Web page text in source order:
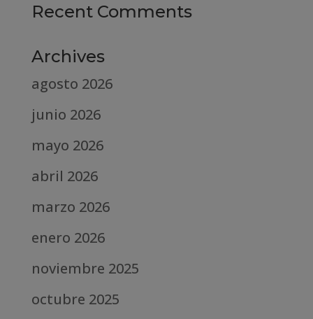
Recent Comments
Archives
agosto 2026
junio 2026
mayo 2026
abril 2026
marzo 2026
enero 2026
noviembre 2025
octubre 2025